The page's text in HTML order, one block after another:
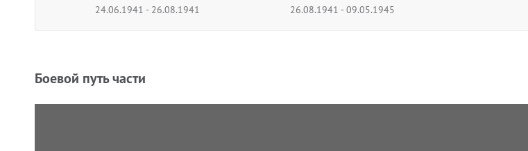
24.06.1941 - 26.08.1941
26.08.1941 - 09.05.1945
Боевой путь части